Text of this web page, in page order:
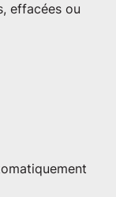
effacées ou